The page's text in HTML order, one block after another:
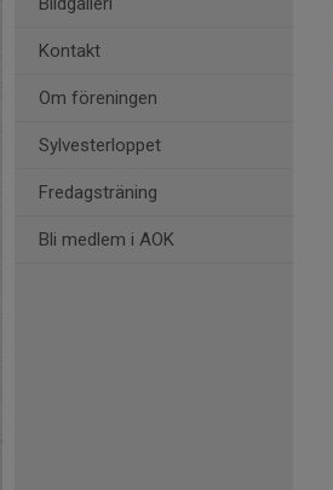
Kontakt
Om föreningen
Sylvesterloppet
Fredagsträning
Bli medlem i AOK